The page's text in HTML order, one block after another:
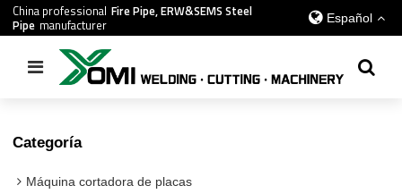
China professional Fire Pipe, ERW&SEMS Steel
Pipe manufacturer Español
todos / Máquina de soldadura interna de nervadura en U
Categoría
Máquina cortadora de placas